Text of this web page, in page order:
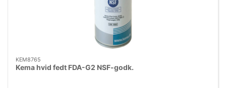
KEM8765
Kema hvid fedt FDA-G2 NSF-godk.